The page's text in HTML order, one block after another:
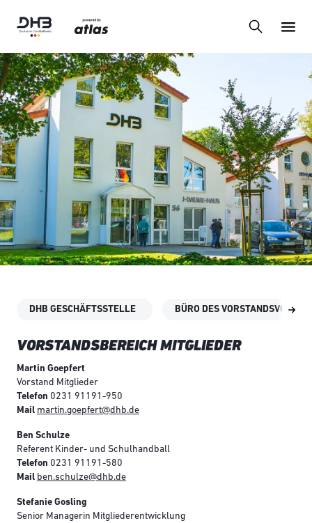
DHB GESCHÄFTSSTELLE BÜRO DES
VORSTANDSBEREICH MITGLIEDER
Martin Goepfert
Vorstand Mitglieder
Telefon 0231 91191-950
Mail martin.goepfert@dhb.de
Ben Schulze
Referent Kinder- und Schulhandball
Telefon 0231 91191-580
Mail ben.schulze@dhb.de
Stefanie Gosling
Senior Managerin Mitgliederentwicklung